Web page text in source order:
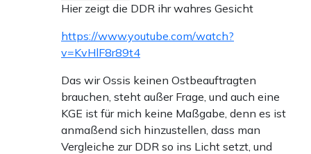
Hier zeigt die DDR ihr wahres Gesicht
https://www.youtube.com/watch?
v=KvHlF8r89t4
Das wir Ossis keinen Ostbeauftragten
brauchen, steht außer Frage, und auch eine
KGE ist für mich keine Maßgabe, denn es ist
anmaßend sich hinzustellen, dass man
Vergleiche zur DDR so ins Licht setzt, und